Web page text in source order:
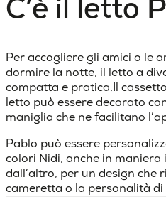
C’è il letto
Per accogliere gli amici o le
dormire la notte, il letto a
compatta e pratica.Il
letto può essere decorato
maniglia che ne facilitano
Pablo può essere
colori Nidi, anche in maniera
dall’altro, per un design che
cameretta o la personalità